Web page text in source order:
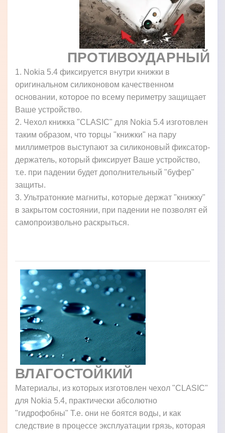
ПРОТИВОУДАРНЫЙ
1. Nokia 5.4 фиксируется внутри книжки в
оригинальном силиконовом качественном
основании, которое по всему периметру защищает
Ваше устройство.
2. Чехол книжка "CLASIC" для Nokia 5.4 изготовлен
таким образом, что торцы "книжки" на пару
миллиметров выступают за силиконовый фиксатор-
держатель, который фиксирует Ваше устройство,
т.е. при падении будет дополнительный "буфер"
защиты.
3. Ультратонкие магниты, которые держат "книжку"
в закрытом состоянии, при падении не позволят ей
самопроизвольно раскрыться.
ВЛАГОСТОЙКИЙ
Материалы, из которых изготовлен чехол "CLASIC"
для Nokia 5.4, практически абсолютно
"гидрофобны" Т.е. они не боятся воды, и как
следствие в процессе эксплуатации грязь, которая